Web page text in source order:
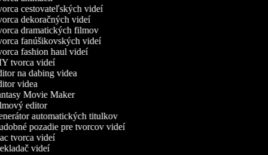
cestovateľských videí
dekoračných videí
dramatických filmov
fanúšikovských videí
fashion haul videí
tvorca videí
na dabing videa
videa
Movie Maker
editor
automatických titulkov
pozadie pre tvorcov videí
tvorca videí
videí